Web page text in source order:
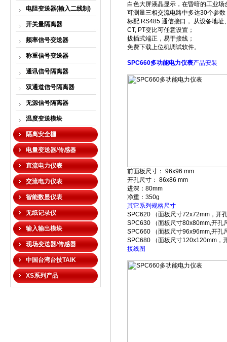
电阻变送器(输入二线制)
开关量隔离器
频率信号变送器
称重信号变送器
通讯信号隔离器
双通道信号隔离器
无源信号隔离器
温度变送模块
隔离安全栅
电量变送器/传感器
直流电力仪表
交流电力仪表
智能数显仪表
无纸记录仪
输入输出模块
现场变送器/传感器
中国台湾台技TAIK
XS系列产品
白色大屏液晶显示，在昏暗的工业场
可测量三相交流电路中多达30个参数
标配RS485 通信接口，
从设备地址
CT, PT变比可任意设置；
拔插式端正，易于接线；
免费下载上位机调试软件。
SPC660多功能电力仪表产品安装
前面板尺寸： 96x96 mm
开孔尺寸： 86x86 mm
进深： 80mm
净重： 350g
其它系列规格尺寸
SPC620 （面板尺寸72x72mm，开
SPC630 （面板尺寸80x80mm,开孔
SPC660 （面板尺寸96x96mm,开孔
SPC680 （面板尺寸120x120mm，
接线图